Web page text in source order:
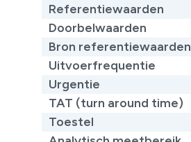
Referentiewaarden
Doorbelwaarden
Bron referentiewaarden
Uitvoerfrequentie
Urgentie
TAT (turn around time)
Toestel